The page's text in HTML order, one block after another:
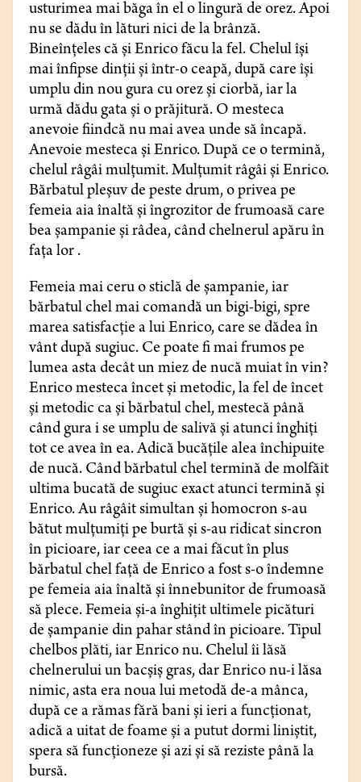
usturimea mai băga în el o lingură de orez. Apoi
nu se dădu în lături nici de la brânză.
Bineînţeles că și Enrico făcu la fel. Chelul își
mai înfipse dinţii și într-o ceapă, după care îşi
umplu din nou gura cu orez și ciorbă, iar la
urmă dădu gata și o prăjitură. O mesteca
anevoie fiindcă nu mai avea unde să încapă.
Anevoie mesteca și Enrico. După ce o termină,
chelul râgâi mulţumit. Mulțumit râgâi și Enrico.
Bărbatul pleșuv de peste drum, o privea pe
femeia aia înaltă și îngrozitor de frumoasă care
bea șampanie și râdea, când chelnerul apăru în
fața lor .
Femeia mai ceru o sticlă de șampanie, iar
bărbatul chel mai comandă un bigi-bigi, spre
marea satisfacție a lui Enrico, care se dădea în
vânt după sugiuc. Ce poate fi mai frumos pe
lumea asta decât un miez de nucă muiat în vin?
Enrico mesteca încet şi metodic, la fel de încet
și metodic ca și bărbatul chel, mestecă până
când gura i se umplu de salivă și atunci înghiți
tot ce avea în ea. Adică bucăţile alea închipuite
de nucă. Când bărbatul chel termină de molfăit
ultima bucată de sugiuc exact atunci termină și
Enrico. Au râgâit simultan şi homocron s-au
bătut mulţumiţi pe burtă şi s-au ridicat sincron
în picioare, iar ceea ce a mai făcut în plus
bărbatul chel față de Enrico a fost s-o îndemne
pe femeia aia înaltă și înnebunitor de frumoasă
să plece. Femeia și-a înghițit ultimele picături
de șampanie din pahar stând în picioare. Tipul
chelbos plăti, iar Enrico nu. Chelul îi lăsă
chelnerului un bacşiş gras, dar Enrico nu-i lăsa
nimic, asta era noua lui metodă de-a mânca,
după ce a rămas fără bani și ieri a funcționat,
adică a uitat de foame și a putut dormi liniștit,
spera să funcționeze și azi și să reziste până la
bursă.